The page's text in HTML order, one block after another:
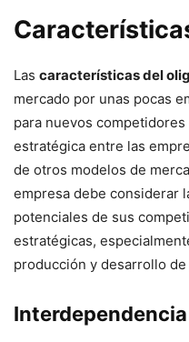
Las características del
mercado por unas pocas
para nuevos
estratégica entre las
de otros modelos de
empresa debe considerar
potenciales de sus
estratégicas,
producción y desarrollo